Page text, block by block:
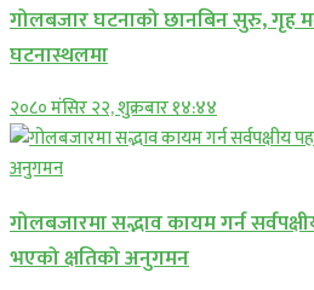
गोलबजार घटनाको छानबिन सुरु, गृह
घटनास्थलमा
२०८० मंसिर २२, शुक्रबार १४:४४
गोलबजारमा सद्भाव कायम गर्न
भएको क्षतिको अनुगमन